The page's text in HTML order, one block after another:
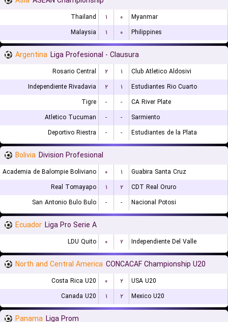
Thailand ۱ ۰
Myanmar
Malaysia
۱ ۰ Philippines
Argentina Liga Profesional - Clausura
Rosario Central ۲ ۱
Club Atletico Aldosivi
Independiente Rivadavia
۲ ۱
Estudiantes Rio Cuarto
Tigre
- -
CA River Plate
Atletico Tucuman
- -
Sarmiento
Deportivo Riestra
- - Estudiantes de la Plata
Bolivia Division Profesional
Academia de Balompie Boliviano ۰ ۱
Guabira Santa Cruz
Real Tomayapo
۱ ۲
CDT Real Oruro
San Antonio Bulo Bulo
- - Nacional Potosi
Ecuador Liga Pro Serie A
LDU Quito ۰ ۲ Independiente Del Valle
North and Central America CONCACAF Championship U20
Costa Rica U20 ۰ ۲
USA U20
Canada U20
۱ ۲ Mexico U20
Panama Liga Prom